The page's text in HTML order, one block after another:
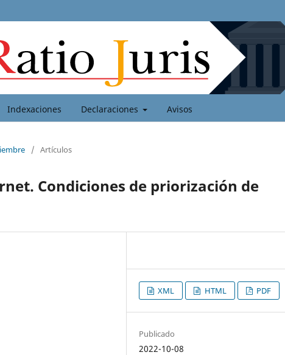
Indexaciones Declaraciones Avisos
/ Artículos
Condiciones de priorización de
XML HTML PDF
Publicado
2022-10-08